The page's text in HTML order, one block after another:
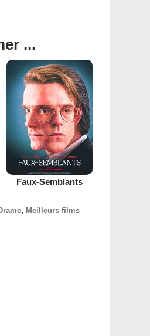
...
Faux-Semblants
, Meilleurs films